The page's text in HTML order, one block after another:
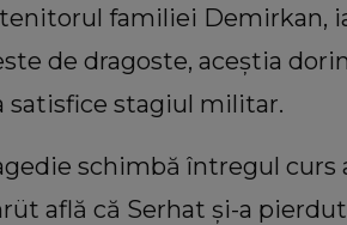
familiei Demirkan,
de dragoste, aceștia
satisfice stagiul militar.
schimbă întregul
află că Serhat și-a